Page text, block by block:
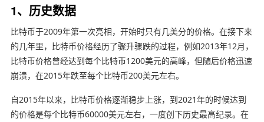
1、历史数据
比特币于2009年第一次亮相，开始时只有几美分的价格。在接下来
的几年里，比特币价格经历了骤升骤跌的过程，例如2013年12月，
比特币价格曾经达到每个比特币1200美元的高峰，但随后价格迅速
崩溃，在2015年跌至每个比特币200美元左右。
自2015年以来，比特币价格逐渐稳步上涨，到2021年的时候达到
的价格是每个比特币60000美元左右，一度创下历史最高纪录。在